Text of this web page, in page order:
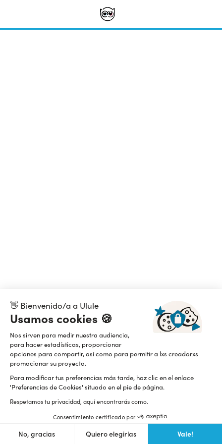
👋 Bienvenido/a a Ulule
Usamos cookies 🍪
Nos sirven para medir nuestra audiencia,
para hacer estadísticas, proporcionar
opciones para compartir, así como para permitir a lxs creadorxs
promocionar su proyecto.
Para modificar tus preferencias más tarde, haz clic en el enlace
'Preferencias de Cookies' situado en el pie de página.
Respetamos tu privacidad, aquí encontrarás como.
Consentimiento certificado por
No, gracias Quiero elegirlas Vale!